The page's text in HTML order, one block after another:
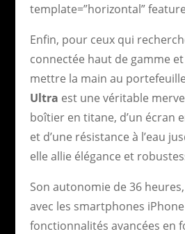
template=”horizontal”
Enfin, pour ceux qui
connectée haut de gamme et
mettre la main au
Ultra est une véritable
boîtier en titane, d’un écran
et d’une résistance à l’eau
elle allie élégance et
Son autonomie de 36
avec les smartphones
fonctionnalités avancées en